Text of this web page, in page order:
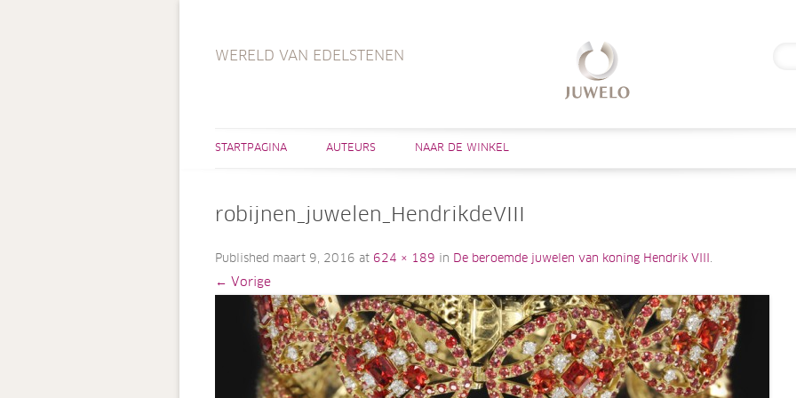
WERELD VAN EDELSTENEN
STARTPAGINA AUTEURS NAAR DE WINKEL
robijnen_juwelen_HendrikdeVIII
Published maart 9, 2016 at 624 × 189 in De beroemde juwelen van koning Hendrik VIII .
← Vorige